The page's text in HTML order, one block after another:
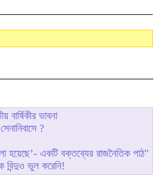
ভাবনা
?
একটি বক্তব্যের রাজনৈতিক পাঠ"
বিন্দুও ভুল করেনি!